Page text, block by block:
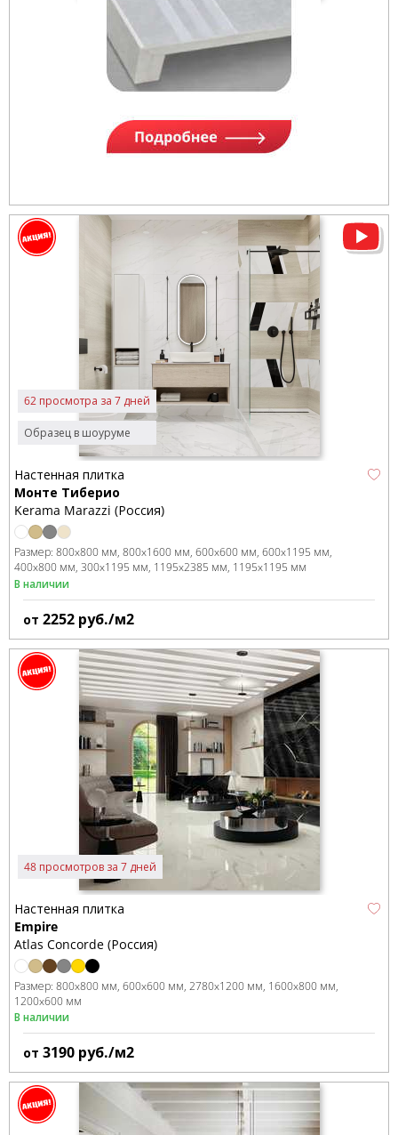
Образец в шоуруме
62 просмотра за 7 дней
Настенная плитка
Монте Тиберио
Kerama Marazzi (Россия)
Размер: 800x800 мм 800x1600 мм 600x600 мм 600x1195 мм
400x800 мм 300x1195 мм 1195x2385 мм 1195x1195 мм
В наличии
от 2252 руб./м2
48 просмотров за 7 дней
Настенная плитка
Empire
Atlas Concorde (Россия)
Размер: 800x800 мм 600x600 мм 2780x1200 мм 1600x800 мм
1200x600 мм
В наличии
от 3190 руб./м2